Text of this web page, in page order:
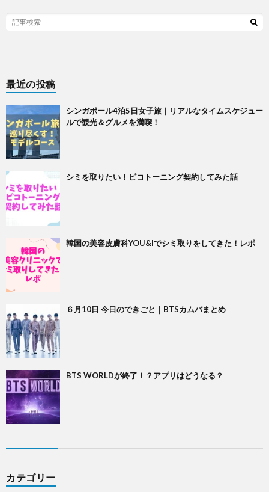
最近の投稿
シンガポール4泊5日女子旅｜リアルなタイムスケジュー
ルで観光＆グルメを満喫！
シミを取りたい！ピコトーニング契約してみた話
韓国の美容皮膚科YOU&Iでシミ取りをしてきた！レポ
６月10日 今日のできごと｜BTSカムバまとめ
BTS WORLDが終了！？アプリはどうなる？
カテゴリー